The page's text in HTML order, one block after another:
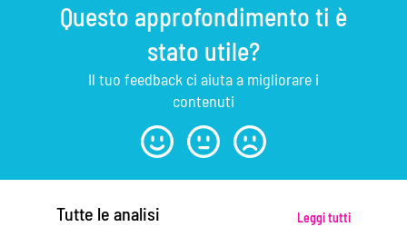
Questo approfondimento ti è
stato utile?
Il tuo feedback ci aiuta a migliorare i
contenuti
Tutte le analisi Leggi tutti